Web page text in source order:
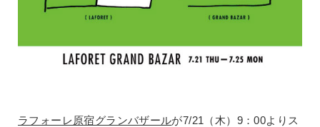
ラフォーレ原宿グランバザールが7/21（木）9：00よりス